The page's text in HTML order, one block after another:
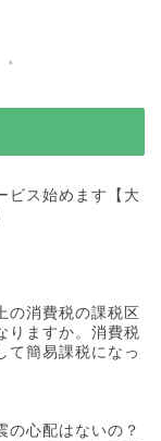
ビス始めます【大
の消費税の課税区
りますか。消費税
て簡易課税になっ
の心配はないの？